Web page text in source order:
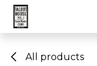
Skip to Content
All products